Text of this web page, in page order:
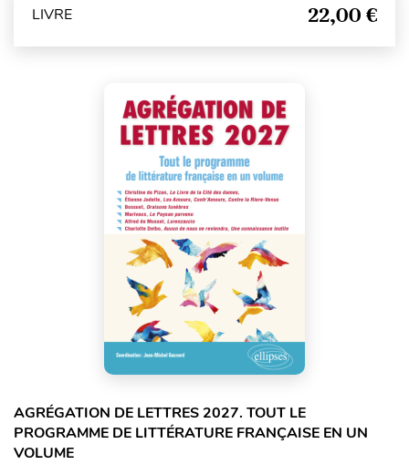
LIVRE 22,00 €
AGRÉGATION DE LETTRES 2027. TOUT LE
PROGRAMME DE LITTÉRATURE FRANÇAISE EN UN
VOLUME